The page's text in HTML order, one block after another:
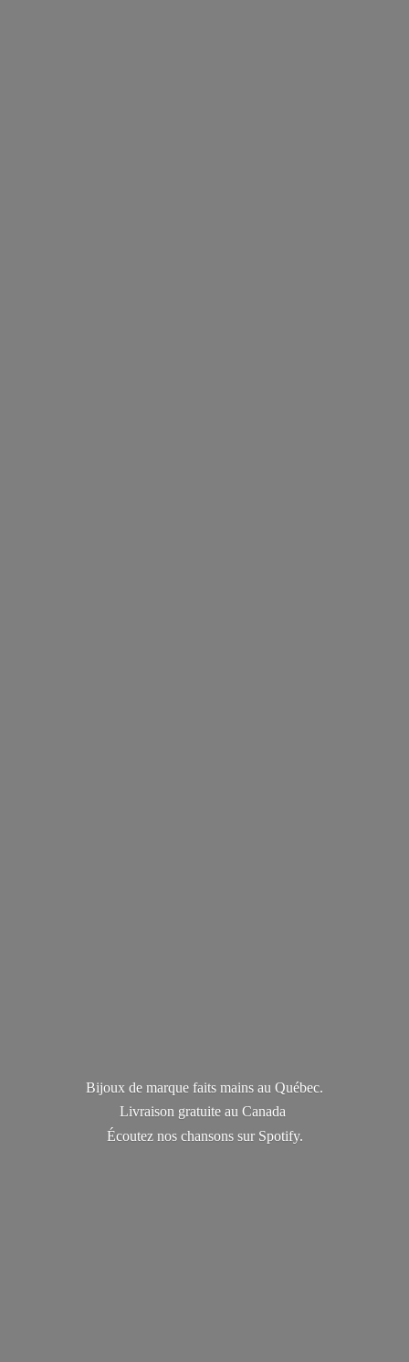
Bijoux de marque faits mains au Québec.
Livraison gratuite au Canada
Écoutez nos chansons sur Spotify.